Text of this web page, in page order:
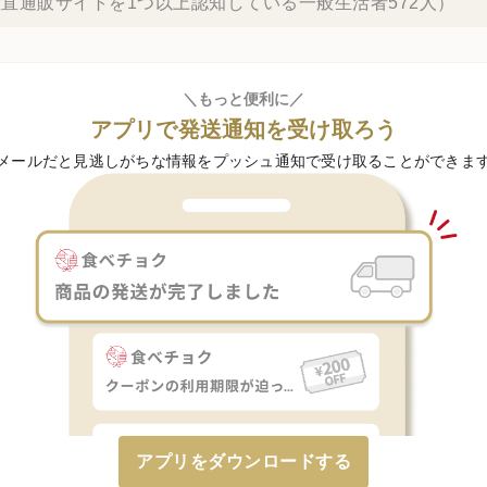
＼もっと便利に／
アプリで発送通知を受け取ろう
ールだと見逃しがちな情報をプッシュ通知で受け取ることができま
アプリをダウンロードする